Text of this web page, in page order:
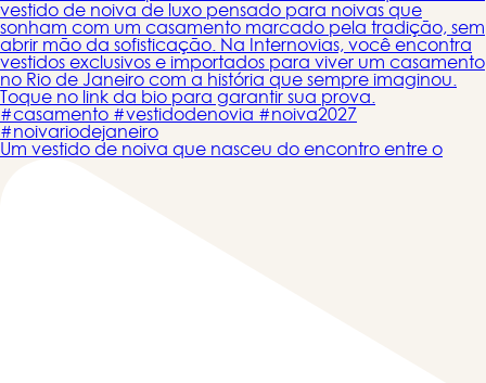
Um vestido de noiva que nasceu do encontro entre o